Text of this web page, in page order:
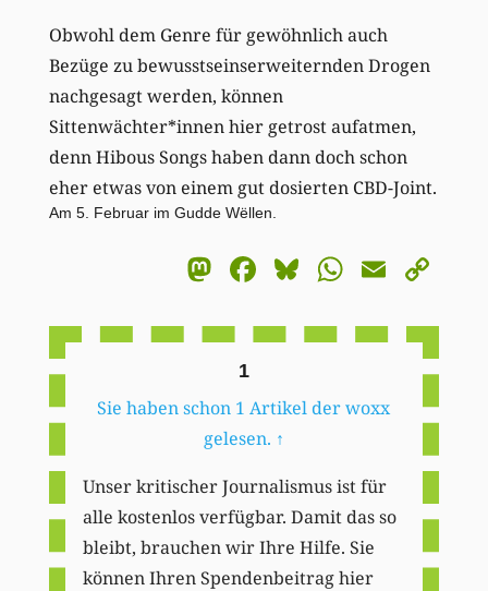
Obwohl dem Genre für gewöhnlich auch
Bezüge zu bewusstseinserweiternden Drogen
nachgesagt werden, können
Sittenwächter*innen hier getrost aufatmen,
denn Hibous Songs haben dann doch schon
eher etwas von einem gut dosierten CBD-Joint.
Am 5. Februar im Gudde Wëllen.
Mastodon
Facebook
BlueskyEmail
1
Sie haben schon 1 Artikel der woxx
gelesen. ↑
Unser kritischer Journalismus ist für
alle kostenlos verfügbar. Damit das so
bleibt, brauchen wir Ihre Hilfe. Sie
können Ihren Spendenbeitrag hier